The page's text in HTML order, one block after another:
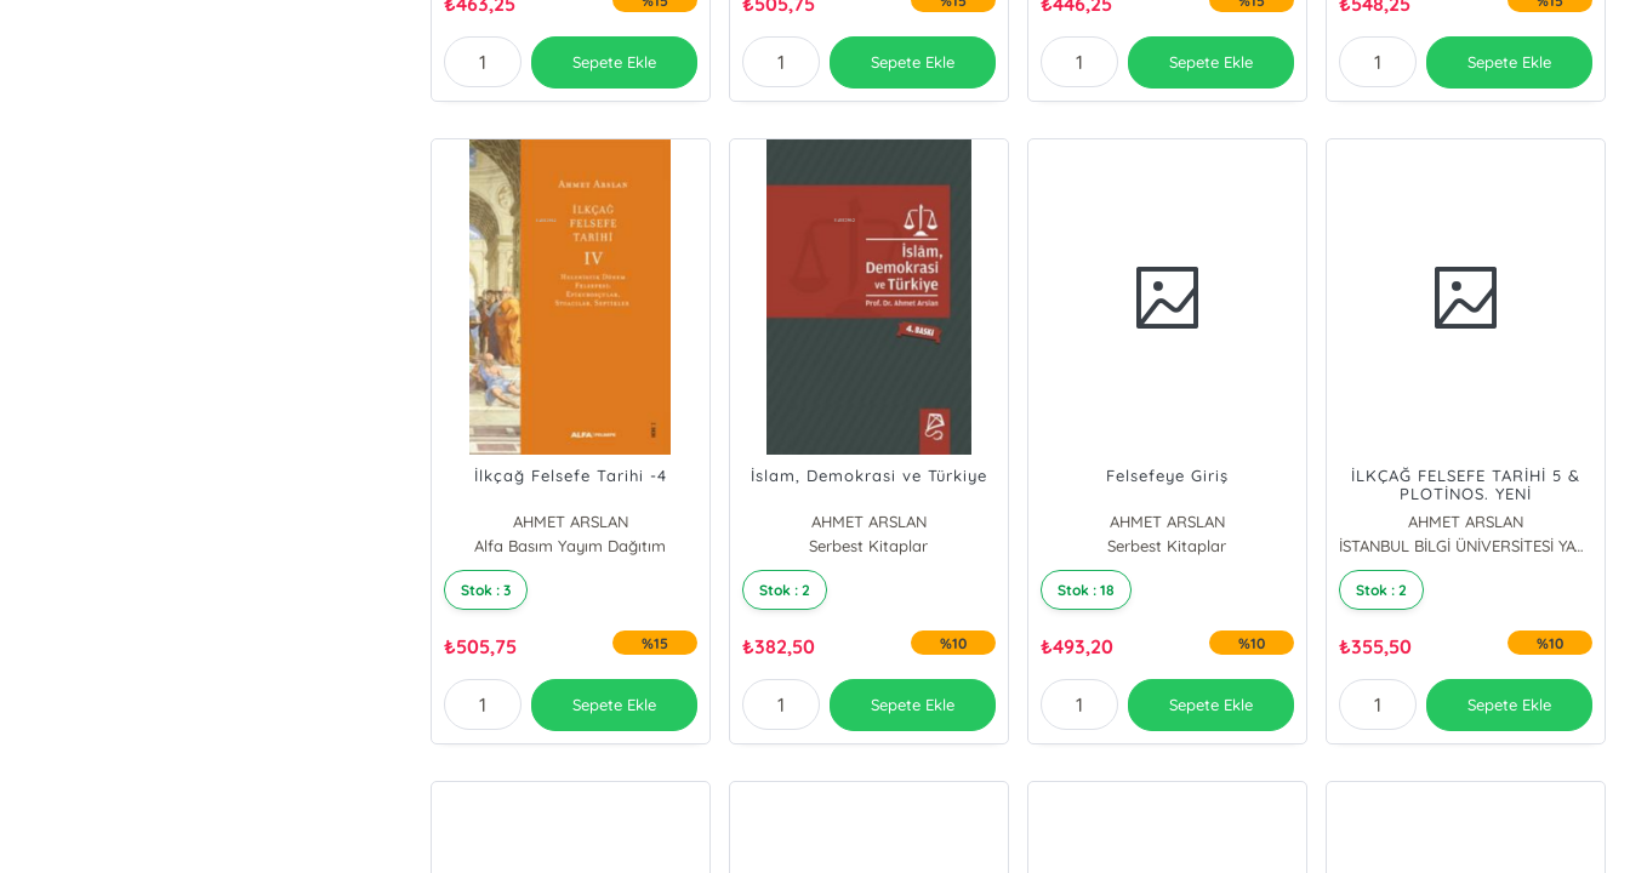
Sepete Ekle Sepete Ekle Sepete Ekle Sepete Ekle
İlkçağ Felsefe Tarihi -4
AHMET ARSLAN
Alfa Basım Yayım Dağıtım
Stok : 3
₺505,75 %15
Sepete Ekle
İslam, Demokrasi ve Türkiye
AHMET ARSLAN
Serbest Kitaplar
Stok : 2
₺382,50 %10
Sepete Ekle
Felsefeye Giriş
AHMET ARSLAN
Serbest Kitaplar
Stok : 18
₺493,20 %10
Sepete Ekle
İLKÇAĞ FELSEFE TARİHİ 5 &
PLOTİNOS. YENİ
PLATONCULUK VE ERKEN
DÖNEM HIRİSTİYAN FELSEFESİ
AHMET ARSLAN
İSTANBUL BİLGİ ÜNİVERSİTESİ YAYINLARI (70556)
Stok : 2
₺355,50 %10
Sepete Ekle